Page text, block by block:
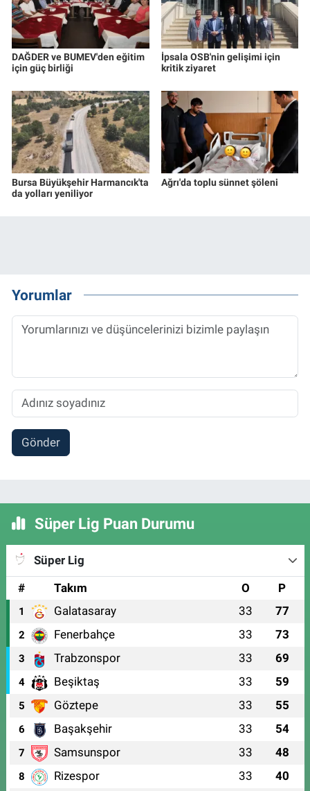
DAĞDER ve BUMEV'den eğitim
için güç birliği
İpsala OSB'nin gelişimi için
kritik ziyaret
Bursa Büyükşehir Harmancık'ta
da yolları yeniliyor
Ağrı'da toplu sünnet şöleni
Yorumlar
Gönder
Süper Lig Puan Durumu
Süper Lig
#
Takım O P
1 Galatasaray 33 77
2 Fenerbahçe 33 73
3 Trabzonspor 33 69
4 Beşiktaş 33 59
5 Göztepe 33 55
6 Başakşehir 33 54
7 Samsunspor 33 48
8 Rizespor 33 40